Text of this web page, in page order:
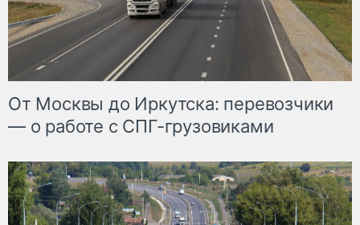
От Москвы до Иркутска: перевозчики
— о работе с СПГ-грузовиками